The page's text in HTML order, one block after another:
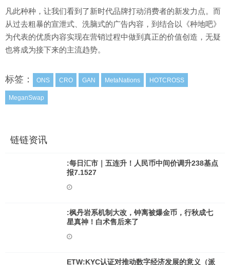
凡此种种，让我们看到了新时代品牌打动消费者的新发力点。而
从过去粗暴的宣泄式、洗脑式的广告内容，到结合以《种地吧》
为代表的优质内容实现在营销过程中做到真正的价值创造，无疑
也将成为接下来的主流趋势。
标签： ONS CRO GAN MetaNations HOTCROSS
MeganSwap
链链资讯
:每日汇市｜五连升！人民币中间价调升238基点
报7.1527
:枫丹岩系机制大改，钟离被爆金币，行秋成七
星真神！白术售后来了
ETW:KYC认证对推动数字经济发展的意义（派